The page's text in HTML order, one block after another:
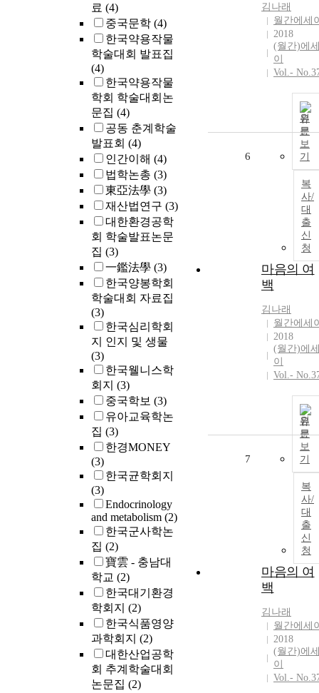
료 (4)
중국문학 (4)
한국약용작물
학술대회 발표집
(4)
한국약용작물
학회 학술대회논
문집 (4)
공동 춘계학술
발표회 (4)
인간이해 (4)
법학논총 (3)
東亞法學 (3)
재산법연구 (3)
대한환경공학
회 학술발표논문
집 (3)
一鑑法學 (3)
한국양봉학회
학술대회 자료집
(3)
한국심리학회
지 인지 및 생물
(3)
한국웰니스학
회지 (3)
중국학보 (3)
유아교육학논
집 (3)
한경MONEY
(3)
한국균학회지
(3)
Endocrinology
and metabolism (2)
한국군사학논
집 (2)
寶雲 - 충남대
학교 (2)
한국대기환경
학회지 (2)
한국식품영양
과학회지 (2)
대한산업공학
회 추계학술대회
논문집 (2)
김나래
월간에세
2018
(월간)에
이
Vol.-
원
문
보
기
복
사/
대
출
신
청
6
마음의 여
백
김나래
월간에세
2018
(월간)에
이
Vol.-
원
문
보
기
복
사/
대
출
신
청
7
마음의 여
백
김나래
월간에세
2018
(월간)에
이
Vol.-